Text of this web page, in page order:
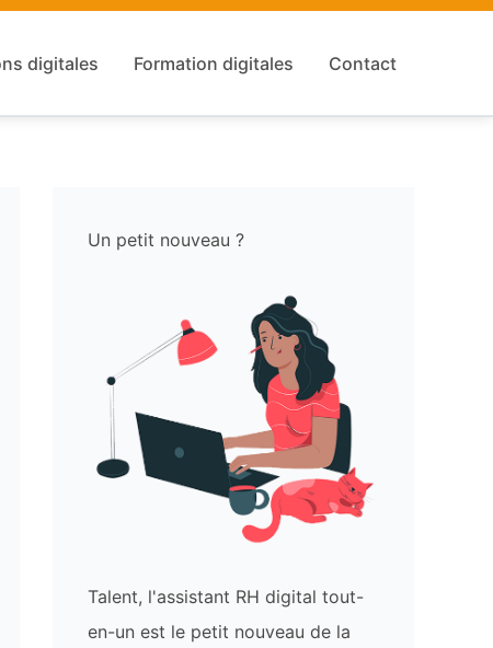
digitales Formation digitales Contact
Un petit nouveau ?
Talent, l'assistant RH digital tout-
en-un est le petit nouveau de la